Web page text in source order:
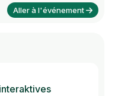
Aller à l'événement